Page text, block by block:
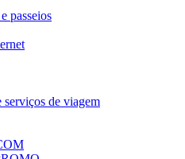
passeios
de viagem